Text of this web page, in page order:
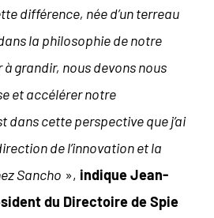
différence, née d’un terreau
la philosophie de notre
grandir, nous devons nous
et accélérer notre
dans cette perspective que j’ai
de l’innovation et la
Sancho », indique Jean-
du Directoire de Spie